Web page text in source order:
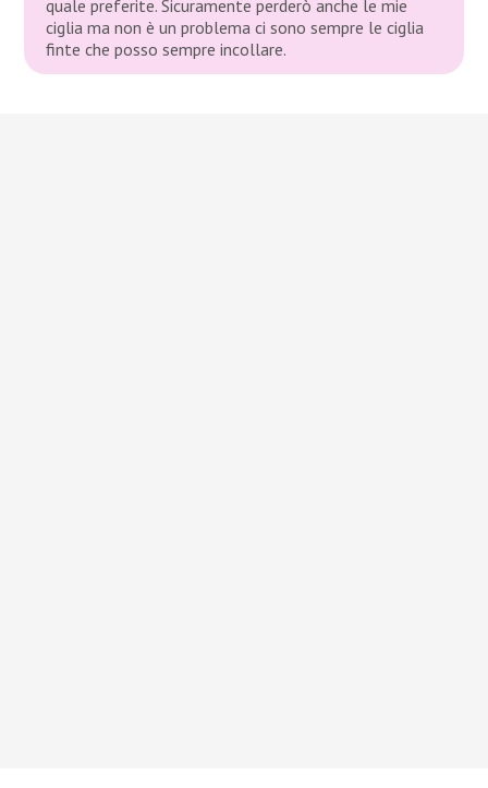
quale preferite. Sicuramente perderò anche le mie
ciglia ma non è un problema ci sono sempre le ciglia
finte che posso sempre incollare.